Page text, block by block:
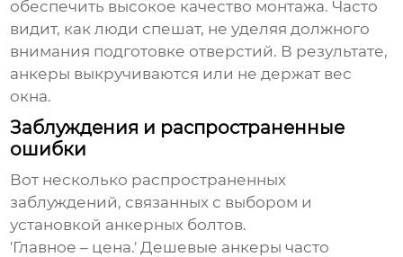
обеспечить высокое качество монтажа. Часто
видит, как люди спешат, не уделяя должного
внимания подготовке отверстий. В результате,
анкеры выкручиваются или не держат вес
окна.
Заблуждения и распространенные
ошибки
Вот несколько распространенных
заблуждений, связанных с выбором и
установкой анкерных болтов.
'Главное – цена.' Дешевые анкеры часто